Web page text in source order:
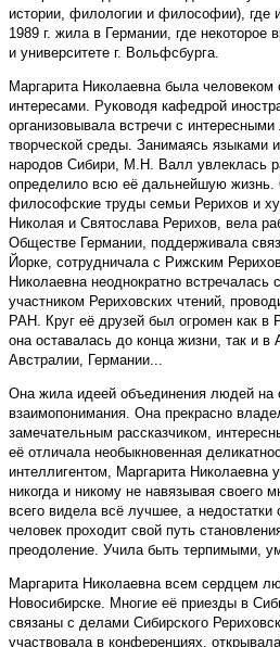
истории, филологии и философии), где
1989 г. жила в Германии, где некоторое
и университете г. Вольфсбурга.
Маргарита Николаевна была человеком
интересами. Руководя кафедрой
организовывала встречи с
творческой среды. Занимаясь языками
народов Сибири, М.Н. Валл увлеклась
определило всю её дальнейшую жизнь.
философские труды семьи Рерихов и
Николая и Святослава Рерихов, вела
Обществе Германии, поддерживала
Йорке, сотрудничала с Рижским
Николаевна неоднократно
участником Рериховских чтений,
РАН. Круг её друзей был огромен как в
она оставалась до конца жизни, так и в
Австралии, Германии...
Она жила идеей объединения людей на
взаимопонимания. Она прекрасно
замечательным рассказчиком,
её отличала необыкновенная
интеллигентом, Маргарита Николаевна
никогда и никому не навязывая своего
всего видела всё лучшее, а
человек проходит свой путь
преодоление. Учила быть терпимыми,
Маргарита Николаевна всем сердцем
Новосибирске. Многие её приезды в
связаны с делами Сибирского
участвовала в конференциях,